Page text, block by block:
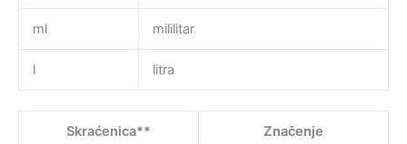
ml mililitar
l litra
Skraćenica** Značenje